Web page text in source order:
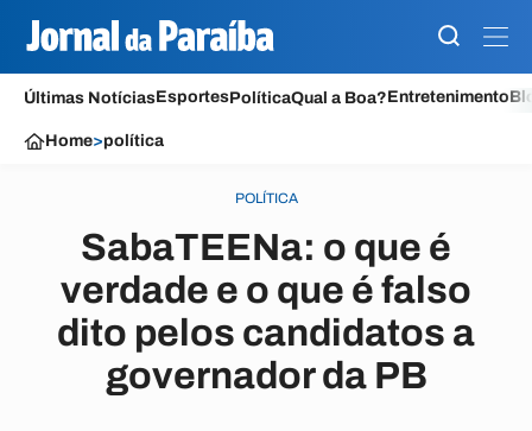
Últimas NotíciasEsportesPolíticaQual a Boa?Entretenimento
Home>política
POLÍTICA
SabaTEENa: o que é
verdade e o que é falso
dito pelos candidatos a
governador da PB